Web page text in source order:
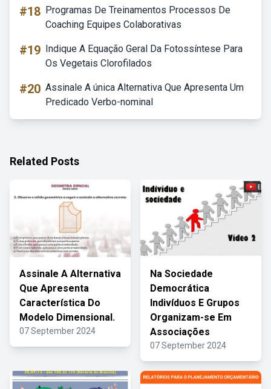
#18 Programas De Treinamentos Processos De
Coaching Equipes Colaborativas
#19 Indique A Equação Geral Da Fotossíntese Para
Os Vegetais Clorofilados
#20 Assinale A única Alternativa Que Apresenta Um
Predicado Verbo-nominal
Related Posts
Assinale A Alternativa
Que Apresenta
Característica Do
Modelo Dimensional.
07 September 2024
Na Sociedade
Democrática
Indivíduos E Grupos
Organizam-se Em
Associações
07 September 2024